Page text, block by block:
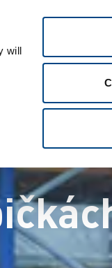
will